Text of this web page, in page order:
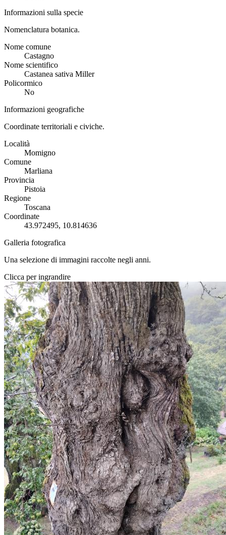
Informazioni sulla specie
Nomenclatura botanica.
Nome comune
Castagno
Nome scientifico
Castanea sativa Miller
Policormico
No
Informazioni geografiche
Coordinate territoriali e civiche.
Località
Momigno
Comune
Marliana
Provincia
Pistoia
Regione
Toscana
Coordinate
43.972495, 10.814636
Galleria fotografica
Una selezione di immagini raccolte negli anni.
Clicca per ingrandire